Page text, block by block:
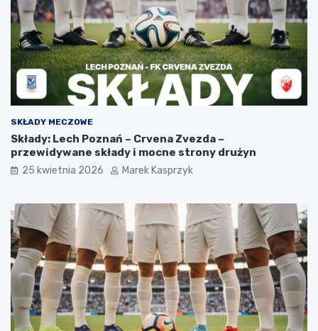
SKŁADY MECZOWE
Składy: Lech Poznań – Crvena Zvezda –
przewidywane składy i mocne strony drużyn
25 kwietnia 2026 Marek Kasprzyk